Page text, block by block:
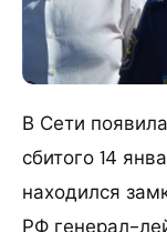
В Сети
сбитого 14
находился
РФ генерал-